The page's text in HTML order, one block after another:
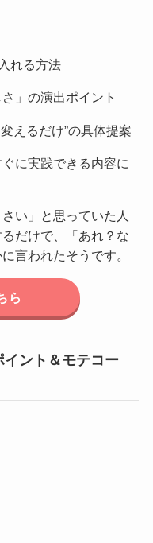
れる方法
」の演出ポイント
えるだけ”の具体提案
に実践できる内容に
い」と思っていた人
だけで、「あれ？な
言われたそうです。
ら
ント＆モテコー